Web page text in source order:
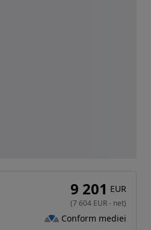
9 201 EUR
(7 604 EUR- net)
Conform mediei